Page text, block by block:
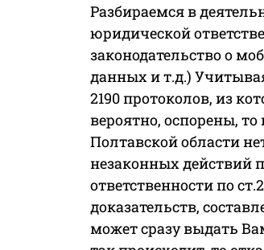
Разбираемся в
юридической
законодательство о
данных и т.д.)
2190 протоколов, из
вероятно, оспорены,
Полтавской области
незаконных действий
ответственности по
доказательств,
может сразу выдать